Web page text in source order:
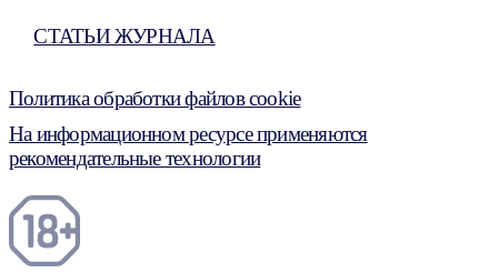
СТАТЬИ ЖУРНАЛА
Политика обработки файлов cookie
На информационном ресурсе применяются
рекомендательные технологии